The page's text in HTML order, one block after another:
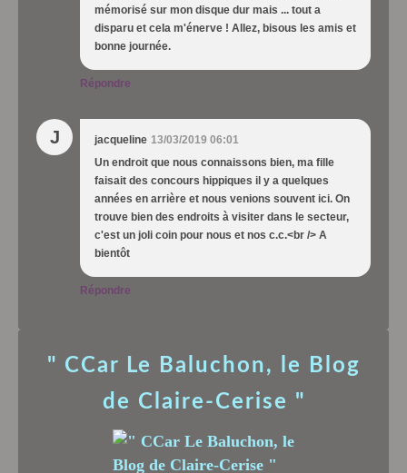
mémorisé sur mon disque dur mais ... tout a
disparu et cela m'énerve ! Allez, bisous les amis et
bonne journée.
Répondre
J jacqueline 13/03/2019 06:01
Un endroit que nous connaissons bien, ma fille
faisait des concours hippiques il y a quelques
années en arrière et nous venions souvent ici. On
trouve bien des endroits à visiter dans le secteur,
c'est un joli coin pour nous et nos c.c.<br /> A
bientôt
Répondre
" CCar Le Baluchon, le Blog
de Claire-Cerise "